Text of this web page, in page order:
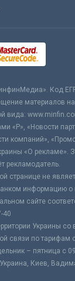
Код
материалов на
вида:
«Р», «Новости
компаний»,
«О рекламе».
рекламодатель.
странице не
информацию о
сайте
40
Украины со
связи по тарифам
– пятница с
Киев,